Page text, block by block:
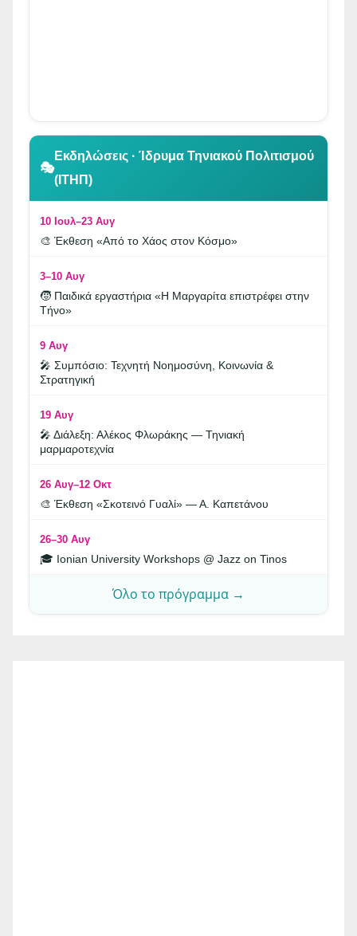
👆 Κλικ για περιήγηση
🎭
Εκδηλώσεις · Ίδρυμα Τηνιακού Πολιτισμού
(ΙΤΗΠ)
10 Ιουλ–23 Αυγ
🎨 Έκθεση «Από το Χάος στον Κόσμο»
3–10 Αυγ
🧒 Παιδικά εργαστήρια «Η Μαργαρίτα επιστρέφει στην
Τήνο»
9 Αυγ
🎤 Συμπόσιο: Τεχνητή Νοημοσύνη, Κοινωνία &
Στρατηγική
19 Αυγ
🎤 Διάλεξη: Αλέκος Φλωράκης — Τηνιακή
μαρμαροτεχνία
26 Αυγ–12 Οκτ
🎨 Έκθεση «Σκοτεινό Γυαλί» — Α. Καπετάνου
26–30 Αυγ
🎓 Ionian University Workshops @ Jazz on Tinos
Όλο το πρόγραμμα →